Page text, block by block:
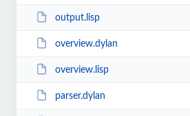
output.lisp
overview.dylan
overview.lisp
parser.dylan